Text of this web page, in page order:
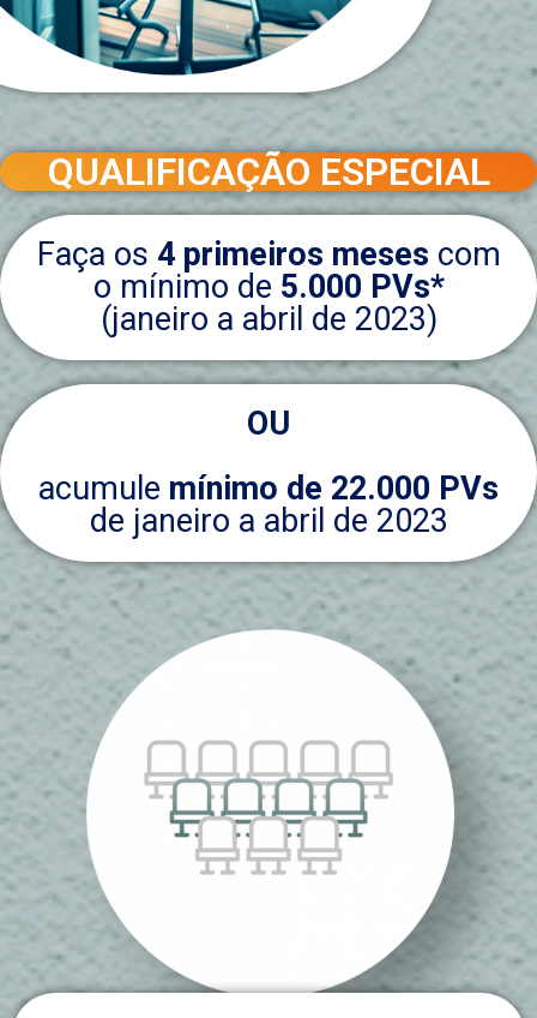
QUALIFICAÇÃO ESPECIAL
Faça os 4 primeiros meses com
o mínimo de 5.000 PVs*
(janeiro a abril de 2023)
OU
acumule mínimo de 22.000 PVs
de janeiro a abril de 2023